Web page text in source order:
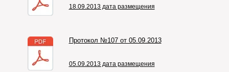
18.09.2013 дата размещения
Протокол №107 от 05.09.2013
05.09.2013 дата размещения